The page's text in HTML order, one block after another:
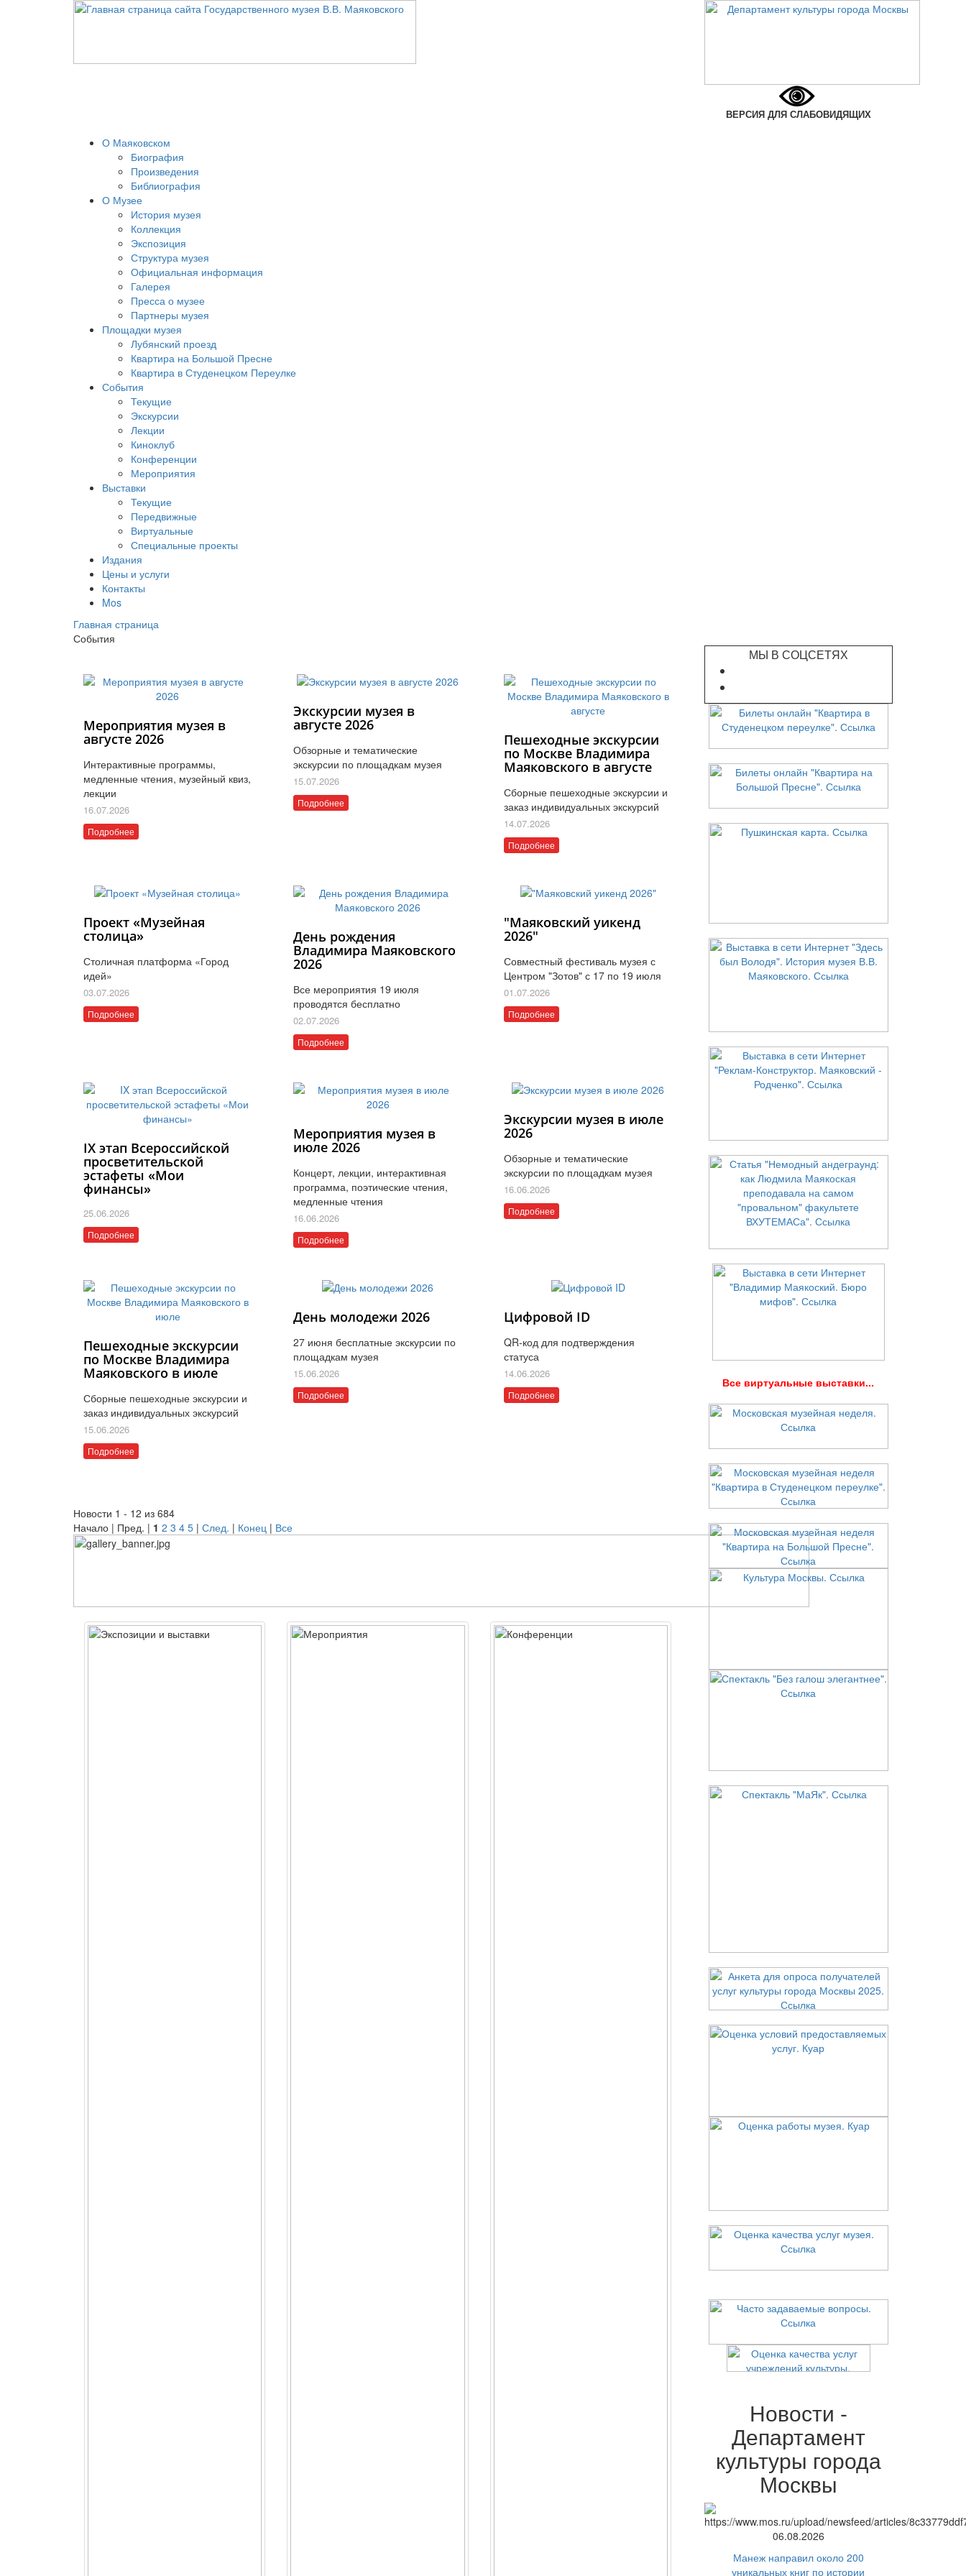
ВЕРСИЯ ДЛЯ СЛАБОВИДЯЩИХ
О Маяковском
Биография
Произведения
Библиография
О Музее
История музея
Коллекция
Экспозиция
Структура музея
Официальная информация
Галерея
Пресса о музее
Партнеры музея
Площадки музея
Лубянский проезд
Квартира на Большой Пресне
Квартира в Студенецком Переулке
События
Текущие
Экскурсии
Лекции
Киноклуб
Конференции
Мероприятия
Выставки
Текущие
Передвижные
Виртуальные
Специальные проекты
Издания
Цены и услуги
Контакты
Mos
Главная страница
События
Мероприятия музея в
августе 2026
Интерактивные программы,
медленные чтения, музейный квиз,
лекции
16.07.2026
Подробнее
Экскурсии музея в
августе 2026
Обзорные и тематические
экскурсии по площадкам музея
15.07.2026
Подробнее
Пешеходные экскурсии
по Москве Владимира
Маяковского в августе
Сборные пешеходные экскурсии и
заказ индивидуальных экскурсий
14.07.2026
Подробнее
Проект «Музейная
столица»
Столичная платформа «Город
идей»
03.07.2026
Подробнее
День рождения
Владимира Маяковского
2026
Все мероприятия 19 июля
проводятся бесплатно
02.07.2026
Подробнее
"Маяковский уикенд
2026"
Совместный фестиваль музея с
Центром "Зотов" с 17 по 19 июля
01.07.2026
Подробнее
IX этап Всероссийской
просветительской
эстафеты «Мои
финансы»
25.06.2026
Подробнее
Мероприятия музея в
июле 2026
Концерт, лекции, интерактивная
программа, поэтические чтения,
медленные чтения
16.06.2026
Подробнее
Экскурсии музея в июле
2026
Обзорные и тематические
экскурсии по площадкам музея
16.06.2026
Подробнее
Пешеходные экскурсии
по Москве Владимира
Маяковского в июле
Сборные пешеходные экскурсии и
заказ индивидуальных экскурсий
15.06.2026
Подробнее
День молодежи 2026
27 июня бесплатные экскурсии по
площадкам музея
15.06.2026
Подробнее
Цифровой ID
QR-код для подтверждения
статуса
14.06.2026
Подробнее
Новости 1 - 12 из 684
Начало | Пред. | 1 2 3 4 5 | След. | Конец | Все
МЫ В СОЦСЕТЯХ
Все виртуальные выставки...
Новости -
Департамент
культуры города
Москвы
06.08.2026
Манеж направил около 200
уникальных книг по истории